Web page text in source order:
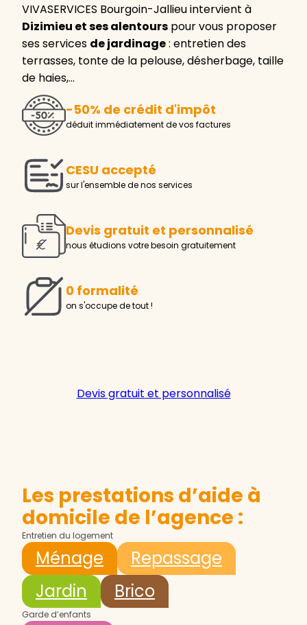
VIVASERVICES Bourgoin-Jallieu intervient à
Dizimieu et ses alentours pour vous proposer
ses services de jardinage: entretien des
terrasses, tonte de la pelouse, désherbage, taille
de haies,…
-50% de crédit d'impôt
déduit immédiatement de vos factures
CESU accepté
sur l'ensemble de nos services
Devis gratuit et personnalisé
nous étudions votre besoin gratuitement
0 formalité
on s'occupe de tout !
Devis gratuit et personnalisé
Les prestations d’aide à
domicile de l’agence :
Entretien du logement
Ménage
Repassage
Jardin
Brico
Garde d’enfants